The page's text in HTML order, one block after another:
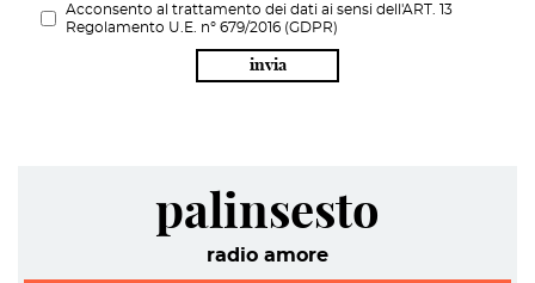
Acconsento al trattamento dei dati ai sensi dell'ART. 13
Regolamento U.E. n° 679/2016 (GDPR)
invia
palinsesto
radio amore